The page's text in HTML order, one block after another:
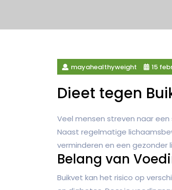
mayahealthyweight 15
Dieet tegen
Veel mensen streven naar
Naast regelmatige
verminderen en een gezonder
Belang van
Buikvet kan het risico op